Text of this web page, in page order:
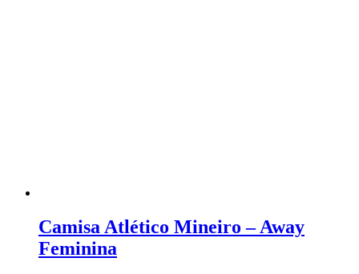
Camisa Atlético Mineiro – Away
Feminina